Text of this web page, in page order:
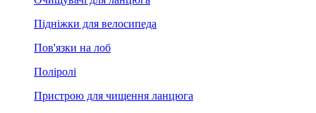
Підніжки для велосипеда
Пов'язки на лоб
Поліролі
Пристрою для чищення ланцюга